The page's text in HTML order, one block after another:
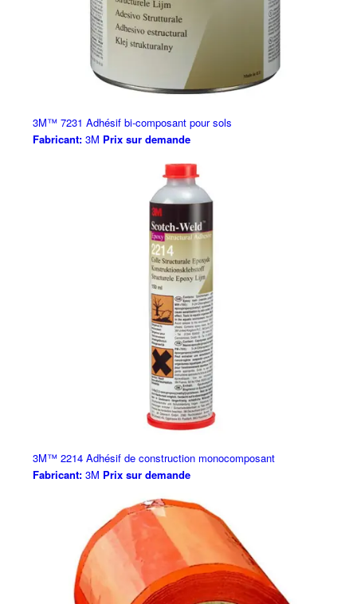
3M™ 7231 Adhésif bi-composant pour sols
Fabricant:3M Prix sur demande
3M™ 2214 Adhésif de construction monocomposant
Fabricant:3M Prix sur demande